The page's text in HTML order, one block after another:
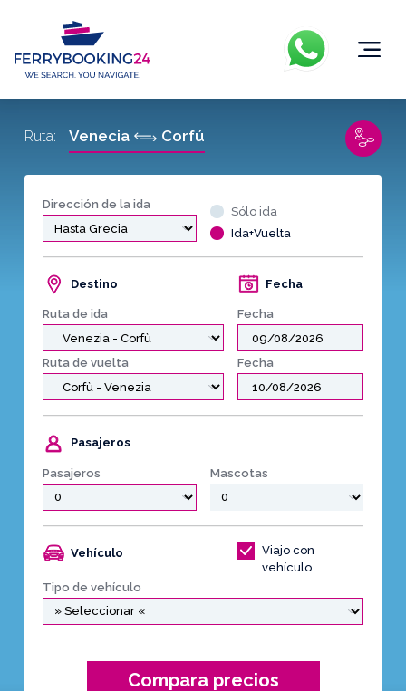
Dirección de la ida
Sólo ida
Ida+Vuelta
Destino
Ruta de ida
Fecha
Fecha
Ruta de vuelta Fecha
Pasajeros
Pasajeros Mascotas
Vehículo
Viajo con
vehículo
Tipo de vehículo
Compara precios
Ruta: Venecia Corfú